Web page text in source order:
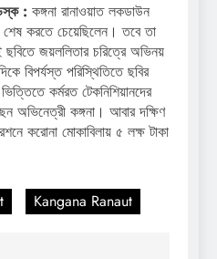
: কঙ্গনা রানাওয়াত লকডাউন
করতে চেয়েছিলেন। তবে তা
জয়ললিতার চরিত্রে অভিনয়
বিপর্যস্ত পরিস্থিতিতে ছবির
কর্মরত টেকনিশিয়ানদের
অভিনেত্রী কঙ্গনা। আবার দক্ষিণ
করোনা মোকাবিলায় ৫ লক্ষ টাকা
Kangana Ranaut